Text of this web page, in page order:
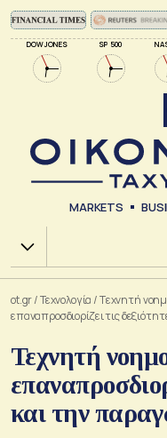
DOW JONES SP 500
MARKETS
Χ.Α.
ot.gr/Τεχνολογία /Tεχνητή
επαναπροσδιορίζει τις
Τεχνητή
και την